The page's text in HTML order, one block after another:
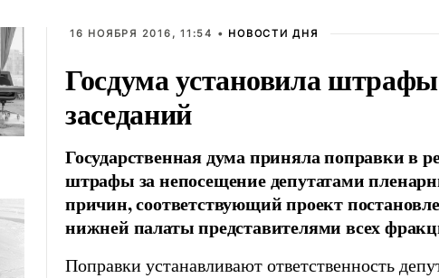
16 НОЯБРЯ 2016, 11:54 • НОВОСТИ ДНЯ
Госдума установила
заседаний
Государственная дума приняла поправки в
штрафы за непосещение депутатами
причин, соответствующий проект
нижней палаты представителями всех
Поправки устанавливают ответственность